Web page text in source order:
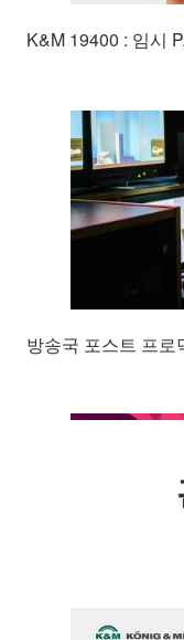
K&M 19400 : 임시
방송국 포스트 프로